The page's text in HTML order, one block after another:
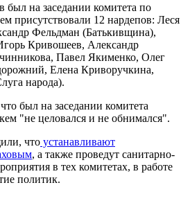
на заседании комитета по
присутствовали 12 нардепов: Леся
Фельдман (Батькивщина),
Кривошеев, Александр
Павел Якименко, Олег
Елена Криворучкина,
народа).
был на заседании комитета
"не целовался и не обнимался".
что устанавливают
, а также проведут санитарно-
в тех комитетах, в работе
политик.